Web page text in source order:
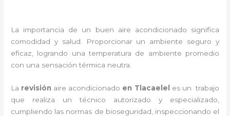
La importancia de un buen aire acondicionado significa
comodidad y salud. Proporcionar un ambiente seguro y
eficaz, logrando una temperatura de ambiente promedio
con una sensación térmica neutra.
La revisión aire acondicionado en Tlacaelel es un trabajo
que realiza un técnico autorizado y especializado,
cumpliendo las normas de bioseguridad, inspeccionando el